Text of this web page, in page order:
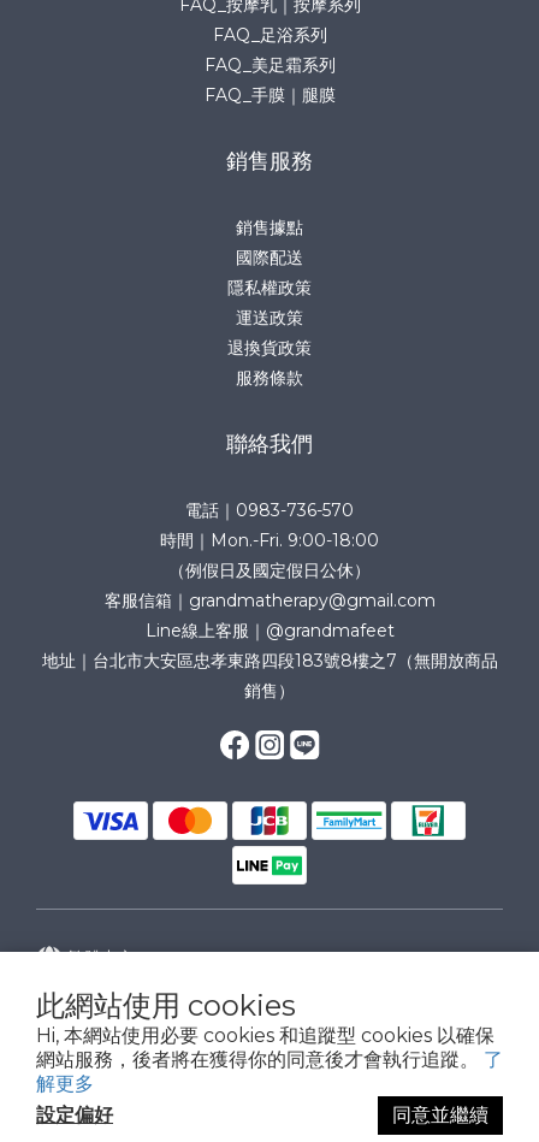
此網站使用 cookies
Hi, 本網站使用必要 cookies 和追蹤型 cookies 以確保
網站服務，後者將在獲得你的同意後才會執行追蹤。 了
解更多
設定偏好
同意並繼續
FAQ_按摩乳｜按摩系列
FAQ_足浴系列
FAQ_美足霜系列
FAQ_手膜｜腿膜
銷售服務
銷售據點
國際配送
隱私權政策
運送政策
退換貨政策
服務條款
聯絡我們
電話｜0983-736-570
時間｜Mon.-Fri. 9:00-18:00
（例假日及國定假日公休）
客服信箱｜grandmatherapy@gmail.com
Line線上客服｜@grandmafeet
地址｜台北市大安區忠孝東路四段183號8樓之7（無開放商品
銷售）
繁體中文
copyright © 2024皇葳有限公司(50868723). All Rights Reserved